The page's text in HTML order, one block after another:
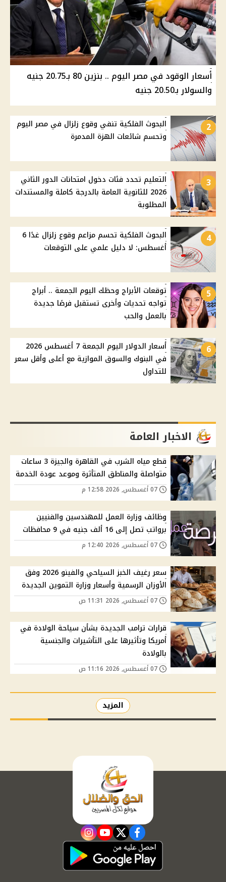
أسعار الوقود في مصر اليوم .. بنزين 80 بـ20.75 جنيه
والسولار بـ20.50 جنيه
2
البحوث الفلكية تنفي وقوع زلزال في مصر اليوم
وتحسم شائعات الهزة المدمرة
3
التعليم تحدد فئات دخول امتحانات الدور الثاني
2026 للثانوية العامة بالدرجة كاملة والمستندات
المطلوبة
4
البحوث الفلكية تحسم مزاعم وقوع زلزال غدًا 6
أغسطس: لا دليل علمي على التوقعات
5
توقعات الأبراج وحظك اليوم الجمعة .. أبراج
تواجه تحديات وأخرى تستقبل فرصًا جديدة
بالعمل والحب
6
أسعار الدولار اليوم الجمعة 7 أغسطس 2026
في البنوك والسوق الموازية مع أعلى وأقل سعر
للتداول
الاخبار العامة
قطع مياه الشرب في القاهرة والجيزة 3 ساعات
متواصلة والمناطق المتأثرة وموعد عودة الخدمة
وظائف وزارة العمل للمهندسين والفنيين
برواتب تصل إلى 16 ألف جنيه في 9 محافظات
سعر رغيف الخبز السياحي والفينو 2026 وفق
الأوزان الرسمية وأسعار وزارة التموين الجديدة
قرارات ترامب الجديدة بشأن سياحة الولادة في
أمريكا وتأثيرها على التأشيرات والجنسية
بالولادة
المزيد
facebook
twitter
youtube
instagram